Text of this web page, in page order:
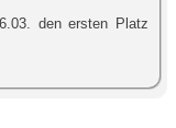
den ersten Platz